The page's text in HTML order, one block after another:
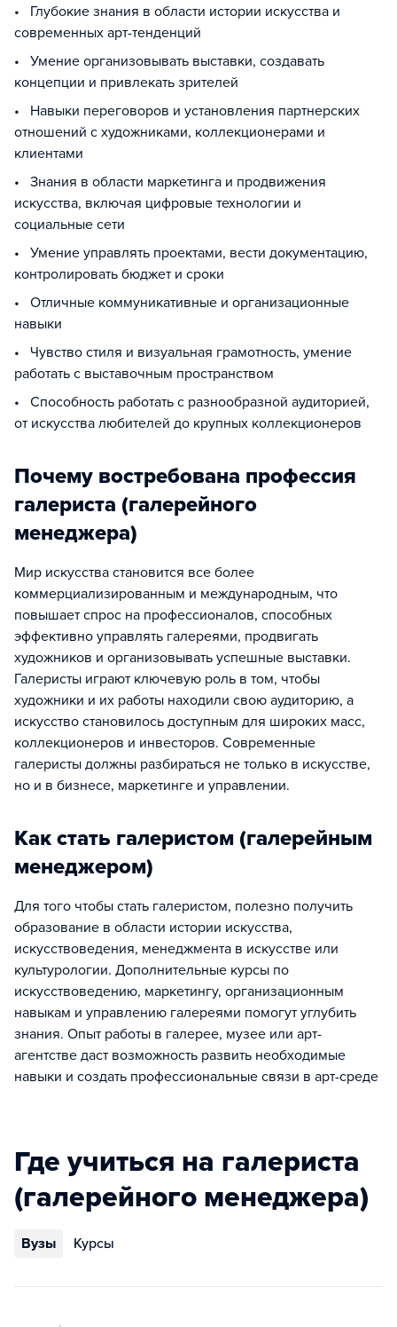
• Глубокие знания в области истории искусства и
современных арт-тенденций
• Умение организовывать выставки, создавать
концепции и привлекать зрителей
• Навыки переговоров и установления партнерских
отношений с художниками, коллекционерами и
клиентами
• Знания в области маркетинга и продвижения
искусства, включая цифровые технологии и
социальные сети
• Умение управлять проектами, вести документацию,
контролировать бюджет и сроки
• Отличные коммуникативные и организационные
навыки
• Чувство стиля и визуальная грамотность, умение
работать с выставочным пространством
• Способность работать с разнообразной аудиторией,
от искусства любителей до крупных коллекционеров
Почему востребована профессия
галериста (галерейного
менеджера)
Мир искусства становится все более
коммерциализированным и международным, что
повышает спрос на профессионалов, способных
эффективно управлять галереями, продвигать
художников и организовывать успешные выставки.
Галеристы играют ключевую роль в том, чтобы
художники и их работы находили свою аудиторию, а
искусство становилось доступным для широких масс,
коллекционеров и инвесторов. Современные
галеристы должны разбираться не только в искусстве,
но и в бизнесе, маркетинге и управлении.
Как стать галеристом (галерейным
менеджером)
Для того чтобы стать галеристом, полезно получить
образование в области истории искусства,
искусствоведения, менеджмента в искусстве или
культурологии. Дополнительные курсы по
искусствоведению, маркетингу, организационным
навыкам и управлению галереями помогут углубить
знания. Опыт работы в галерее, музее или арт-
агентстве даст возможность развить необходимые
навыки и создать профессиональные связи в арт-среде
Где учиться на галериста
(галерейного менеджера)
Вузы Курсы